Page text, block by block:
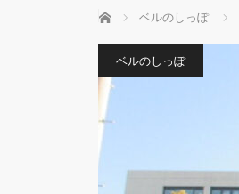
ホーム ベルのしっぽ
ベルのしっぽ